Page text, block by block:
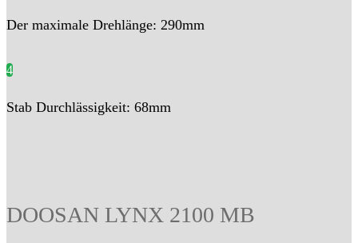
Der maximale Drehlänge: 290mm
4
Stab Durchlässigkeit: 68mm
DOOSAN LYNX 2100 MB